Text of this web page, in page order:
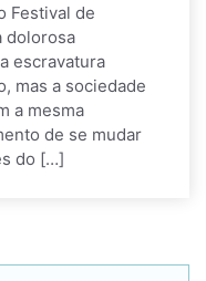
Festival de
dolorosa
escravatura
mas a sociedade
a mesma
de se mudar
do […]